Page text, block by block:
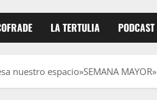
LA TERTULIA PODCAST
nuestro espacio»SEMANA MAYOR»